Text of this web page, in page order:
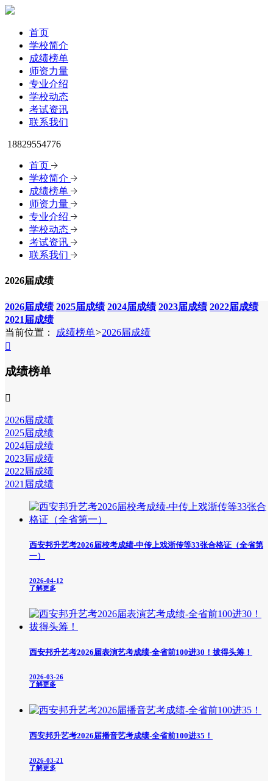
首页
学校简介
成绩榜单
师资力量
专业介绍
学校动态
考试资讯
联系我们
18829554776
首页
学校简介
成绩榜单
师资力量
专业介绍
学校动态
考试资讯
联系我们
2026届成绩
2026届成绩 2025届成绩 2024届成绩 2023届成绩 2022届成绩
2021届成绩
当前位置：
成绩榜单>2026届成绩

成绩榜单

2026届成绩
2025届成绩
2024届成绩
2023届成绩
2022届成绩
2021届成绩
西安邦升艺考2026届校考成绩-中传上戏浙传等33张合格证（全省第
一）
2026-04-12
了解更多
西安邦升艺考2026届表演艺考成绩-全省前100进30！拔得头筹！
2026-03-26
了解更多
西安邦升艺考2026届播音艺考成绩-全省前100进35！
2026-03-21
了解更多